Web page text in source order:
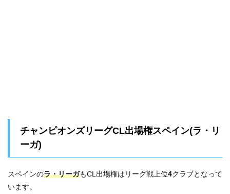
チャンピオンズリーグCL出場権スペイン(ラ・リ
ーガ)
スペインのラ・リーガもCL出場権はリーグ戦上位4クラブとなって
います。